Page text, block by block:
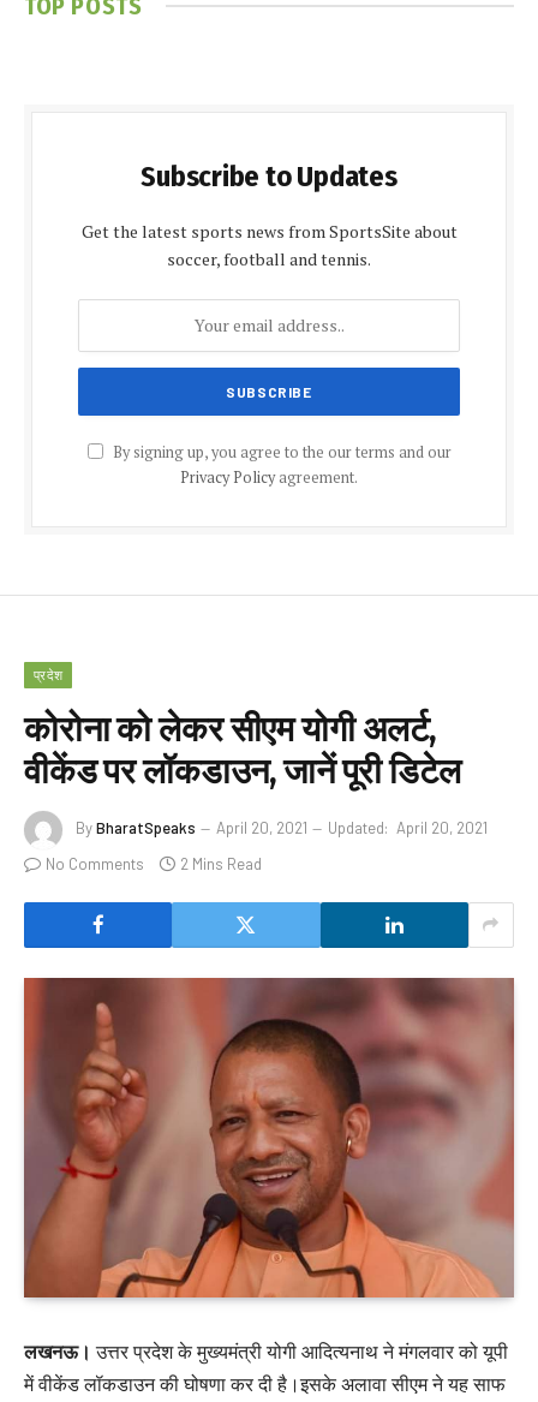
Subscribe to Updates
Get the latest sports news from SportsSite about
soccer, football and tennis.
By signing up, you agree to the our terms and our
Privacy Policyagreement.
प्रदेश
कोरोना को लेकर सीएम योगी अलर्ट,
वीकेंड पर लॉकडाउन, जानें पूरी डिटेल
ByBharatSpeaks April 20, 2021 Updated: April 20, 2021
No Comments
2 Mins Read
लखनऊ।उत्तर प्रदेश के मुख्यमंत्री योगी आदित्यनाथ ने मंगलवार को यूपी
में वीकेंड लॉकडाउन की घोषणा कर दी है।इसके अलावा सीएम ने यह साफ